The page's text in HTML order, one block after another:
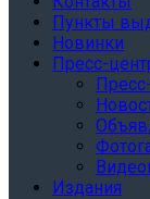
Пункты
Новинки
Пресс-
Издания